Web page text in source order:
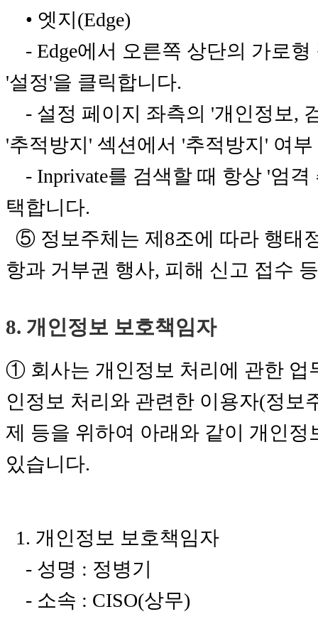
• 엣지(Edge)
- Edge에서 오른쪽 상단의 가로형
'설정'을 클릭합니다.
- 설정 페이지 좌측의 '개인정보,
'추적방지' 섹션에서 '추적방지' 여
- Inprivate를 검색할 때 항상 '엄격
택합니다.
⑤ 정보주체는 제8조에 따라 행태
항과 거부권 행사, 피해 신고 접수
8. 개인정보 보호책임자
① 회사는 개인정보 처리에 관한 업
인정보 처리와 관련한 이용자(정보
제 등을 위하여 아래와 같이 개인
있습니다.
1. 개인정보 보호책임자
- 성명 : 정병기
- 소속 : CISO(상무)